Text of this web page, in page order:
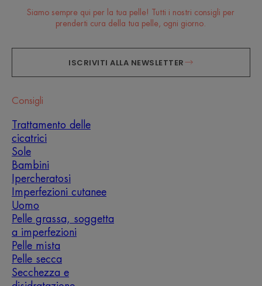
Siamo sempre qui per la tua pelle! Tutti i nostri consigli per
prenderti cura della tua pelle, ogni giorno.
ISCRIVITI ALLA NEWSLETTER
Consigli
Trattamento delle
cicatrici
Sole
Bambini
Ipercheratosi
Imperfezioni cutanee
Uomo
Pelle grassa, soggetta
a imperfezioni
Pelle mista
Pelle secca
Secchezza e